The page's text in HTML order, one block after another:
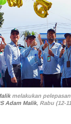
melakukan
Adam Malik, Rabu (12-